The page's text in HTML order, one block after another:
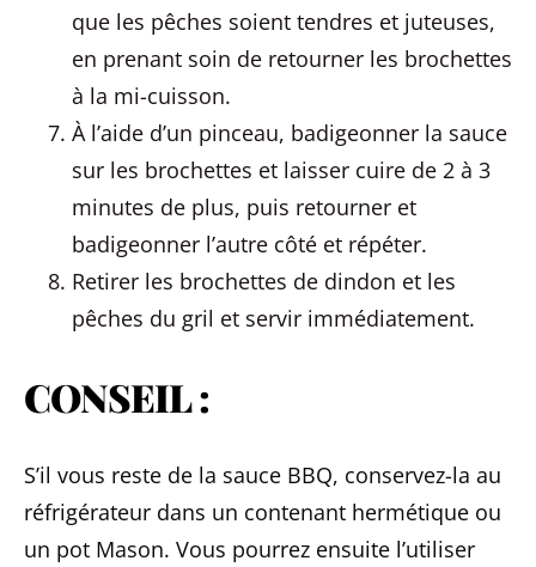
que les pêches soient tendres et juteuses,
en prenant soin de retourner les brochettes
à la mi-cuisson.
À l’aide d’un pinceau, badigeonner la sauce
sur les brochettes et laisser cuire de 2 à 3
minutes de plus, puis retourner et
badigeonner l’autre côté et répéter.
Retirer les brochettes de dindon et les
pêches du gril et servir immédiatement.
CONSEIL :
S’il vous reste de la sauce BBQ, conservez-la au
réfrigérateur dans un contenant hermétique ou
un pot Mason. Vous pourrez ensuite l’utiliser